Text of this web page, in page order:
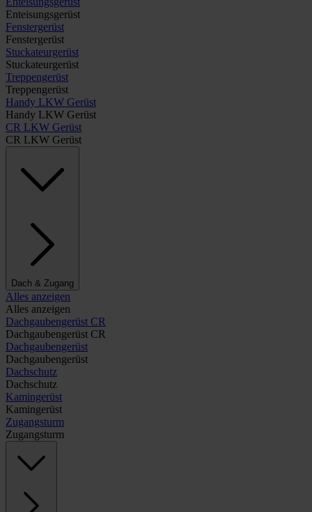
Enteisungsgerüst
Fenstergerüst
Fenstergerüst
Stuckateurgerüst
Stuckateurgerüst
Treppengerüst
Treppengerüst
Handy LKW Gerüst
Handy LKW Gerüst
CR LKW Gerüst
CR LKW Gerüst
Dach & Zugang
Alles anzeigen
Alles anzeigen
Dachgaubengerüst CR
Dachgaubengerüst CR
Dachgaubengerüst
Dachgaubengerüst
Dachschutz
Dachschutz
Kamingerüst
Kamingerüst
Zugangsturm
Zugangsturm